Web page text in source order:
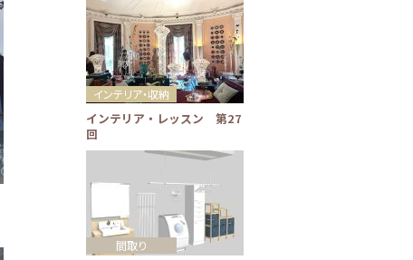
インテリア・レッスン 第27
回
インテリア・収納
間取り